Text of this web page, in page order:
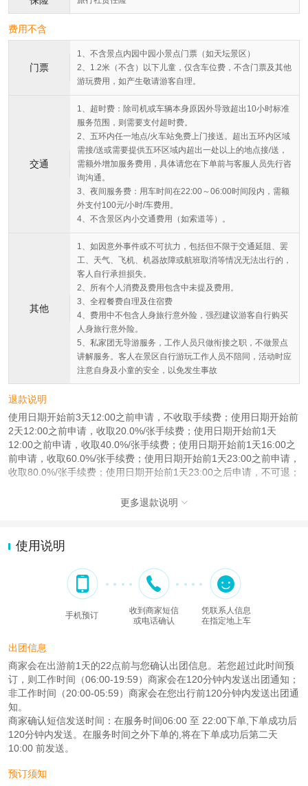
费用不含
门票
1、不含景点内园中园小景点门票（如天坛景区）
2、1.2米（不含）以下儿童，仅含车位费，不含门票及其他
游玩费用，如产生敬请游客自理。
交通
1、超时费：除司机或车辆本身原因外导致超出10小时标准
服务范围，则需要支付超时费。
2、五环内任一地点/火车站免费上门接送。超出五环内区域
需接/送或需要提供五环区域内超出一处以上的地点接/送，
需额外增加服务费用，具体请您在下单前与客服人员先行咨
询沟通。
3、夜间服务费：用车时间在22:00～06:00时间段内，需额
外支付100元/小时/车费用。
4、不含景区内小交通费用（如索道等）。
其他
1、如因意外事件或不可抗力，包括但不限于交通延阻、罢
工、天气、飞机、机器故障或航班取消等情况无法出行的，
客人自行承担损失。
2、所有个人消费及费用包含中未提及费用。
3、全程餐费自理及住宿费
4、费用中不包含人身旅行意外险，强烈建议游客自行购买
人身旅行意外险。
5、私家团无导游服务，工作人员只做衔接之职，不做景点
讲解服务。客人在景区自行游玩工作人员不陪同，活动时应
注意自身及小童的安全，以免发生事故
退款说明
使用日期开始前3天12:00之前申请，不收取手续费；使用日期开始前
2天12:00之前申请，收取20.0%/张手续费；使用日期开始前1天
12:00之前申请，收取40.0%/张手续费；使用日期开始前1天16:00之
前申请，收取60.0%/张手续费；使用日期开始前1天23:00之前申请，
收取80.0%/张手续费；使用日期开始前1天23:00之后申请，不可退；
更多退款说明 
使用说明
手机预订
收到商家短信
或电话确认
凭联系人信息
在指定地上车
出团信息
商家会在出游前1天的22点前与您确认出团信息。若您超过此时间预
订，则工作时间（06:00-19:59）商家会在120分钟内发送出团通知；
非工作时间（20:00-05:59）商家会在您出行前120分钟内发送出团通
知。
商家确认短信发送时间：在服务时间06:00 至 22:00下单,下单成功后
120分钟内发送。在服务时间之外下单的,将在下单成功后第二天
10:00 前发送。
预订须知